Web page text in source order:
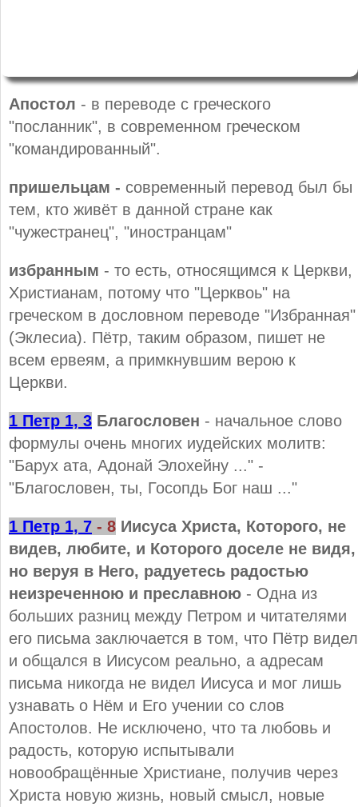
Апостол - в переводе с греческого
"посланник", в современном греческом
"командированный".
пришельцам - современный перевод был бы
тем, кто живёт в данной стране как
"чужестранец", "иностранцам"
избранным - то есть, относящимся к Церкви,
Христианам, потому что "Церквоь" на
греческом в дословном переводе "Избранная"
(Эклесиа). Пётр, таким образом, пишет не
всем ервеям, а примкнувшим верою к
Церкви.
1 Петр 1, 3 Благословен - начальное слово
формулы очень многих иудейских молитв:
"Барух ата, Адонай Элохейну ..." -
"Благословен, ты, Госопдь Бог наш ..."
1 Петр 1, 7 - 8 Иисуса Христа, Которого, не
видев, любите, и Которого доселе не видя,
но веруя в Него, радуетесь радостью
неизреченною и преславною - Одна из
больших разниц между Петром и читателями
его письма заключается в том, что Пётр видел
и общался в Иисусом реально, а адресам
письма никогда не видел Иисуса и мог лишь
узнавать о Нём и Его учении со слов
Апостолов. Не исключено, что та любовь и
радость, которую испытывали
новообращённые Христиане, получив через
Христа новую жизнь, новый смысл, новые